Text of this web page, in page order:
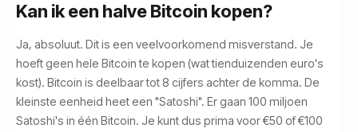
Kan ik een halve Bitcoin kopen?
Ja, absoluut. Dit is een veelvoorkomend misverstand. Je
hoeft geen hele Bitcoin te kopen (wat tienduizenden euro's
kost). Bitcoin is deelbaar tot 8 cijfers achter de komma. De
kleinste eenheid heet een "Satoshi". Er gaan 100 miljoen
Satoshi's in één Bitcoin. Je kunt dus prima voor €50 of €100